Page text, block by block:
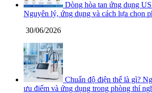
Dòng hòa tan ứng dụng
Nguyên lý, ứng dụng và cách lựa chọn
30/06/2026
Chuẩn độ điện thế là gì?
ưu điểm và ứng dụng trong phòng thí